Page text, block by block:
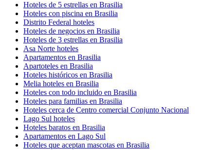
Hoteles de 5 estrellas en Brasilia
Hoteles con piscina en Brasilia
Distrito Federal hoteles
Hoteles de negocios en Brasilia
Hoteles de 3 estrellas en Brasilia
Asa Norte hoteles
Apartamentos en Brasilia
Apartoteles en Brasilia
Hoteles históricos en Brasilia
Melia hoteles en Brasilia
Hoteles con todo incluido en Brasilia
Hoteles para familias en Brasilia
Hoteles cerca de Centro comercial Conjunto Nacional
Lago Sul hoteles
Hoteles baratos en Brasilia
Apartamentos en Lago Sul
Hoteles que aceptan mascotas en Brasilia